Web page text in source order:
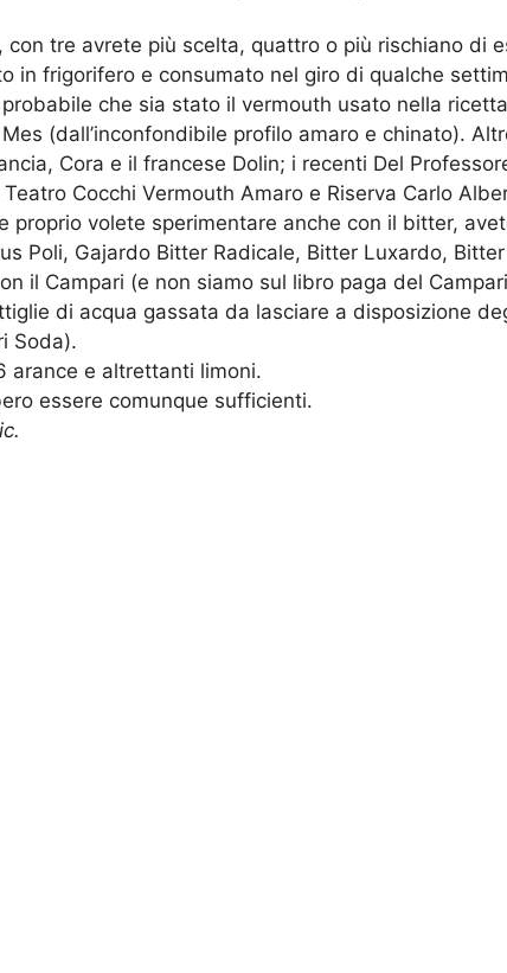
tre avrete più scelta, quattro o più rischiano di
in frigorifero e consumato nel giro di qualche
che sia stato il vermouth usato nella
(dall’inconfondibile profilo amaro e chinato).
Cora e il francese Dolin; i recenti Del
Cocchi Vermouth Amaro e Riserva Carlo
volete sperimentare anche con il bitter,
Poli, Gajardo Bitter Radicale, Bitter Luxardo,
il Campari (e non siamo sul libro paga del
di acqua gassata da lasciare a disposizione
Soda).
arance e altrettanti limoni.
essere comunque sufficienti.